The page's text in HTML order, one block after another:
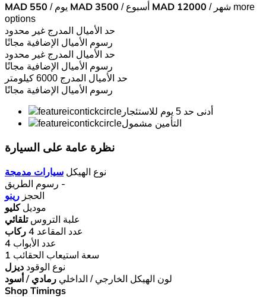
MAD 550 / يوم MAD 3500 / أسبوع MAD 12000 / شهر more
options
حد الأميال المدرج غير محدود
رسوم الأميال الإضافية مجانًا
حد الأميال المدرج غير محدود
رسوم الأميال الإضافية مجانًا
حد الأميال المدرج 6000 كيلومتر
رسوم الأميال الإضافية مجانًا
أدنى حد 5 يوم للاستئجار
التأمين مشمول
نظرة عامة على السيارة
نوع الهيكل سيارات مدمجة
-
الحجز رينو
موديلكليو
علبة التروس تلقائي
عدد المقاعد 4 ركاب
عدد الأبواب 4
سعة استيعاب الحقائب 1
نوع الوقود ديزل
لون الهيكل الخارجي / الداخلي رمادي / أسود
Shop Timings